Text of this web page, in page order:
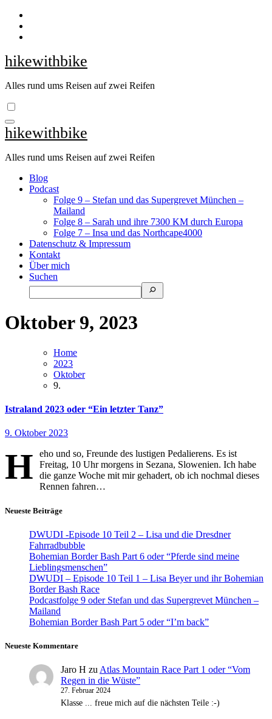
Zum
Inhalt
springen
hikewithbike
Alles rund ums Reisen auf zwei Reifen
hikewithbike
Alles rund ums Reisen auf zwei Reifen
Blog
Podcast
Folge 9 – Stefan und das Supergrevet München –
Mailand
Folge 8 – Sarah und ihre 7300 KM durch Europa
Folge 7 – Insa und das Northcape4000
Datenschutz & Impressum
Kontakt
Über mich
Suchen
Oktober 9, 2023
Home
2023
Oktober
9.
Istraland 2023 oder “Ein letzter Tanz”
9. Oktober 2023
H
eho und so, Freunde des lustigen Pedalierens. Es ist
Freitag, 10 Uhr morgens in Sezana, Slowenien. Ich habe
die ganze Woche mit mir gehadert, ob ich nochmal dieses
Rennen fahren…
Neueste Beiträge
DWUDI -Episode 10 Teil 2 – Lisa und die Dresdner
Fahrradbubble
Bohemian Border Bash Part 6 oder “Pferde sind meine
Lieblingsmenschen”
DWUDI – Episode 10 Teil 1 – Lisa Beyer und ihr Bohemian
Border Bash Race
Podcastfolge 9 oder Stefan und das Supergrevet München –
Mailand
Bohemian Border Bash Part 5 oder “I’m back”
Neueste Kommentare
Jaro H zu Atlas Mountain Race Part 1 oder “Vom
Regen in die Wüste”
27. Februar 2024
Klasse ... freue mich auf die nächsten Teile :-)